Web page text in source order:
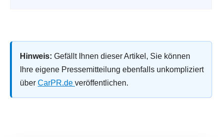
Hinweis: Gefällt Ihnen dieser Artikel, Sie können
Ihre eigene Pressemitteilung ebenfalls unkompliziert
über CarPR.de veröffentlichen.